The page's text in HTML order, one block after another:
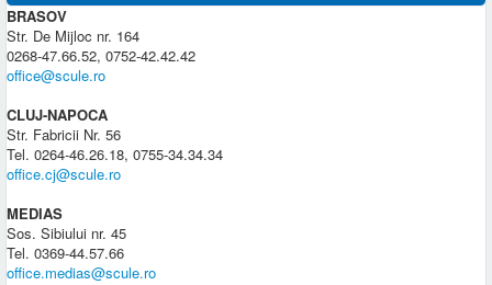
BRASOV
Str. De Mijloc nr. 164
0268-47.66.52, 0752-42.42.42
office@scule.ro
CLUJ-NAPOCA
Str. Fabricii Nr. 56
Tel. 0264-46.26.18, 0755-34.34.34
office.cj@scule.ro
MEDIAS
Sos. Sibiului nr. 45
Tel. 0369-44.57.66
office.medias@scule.ro